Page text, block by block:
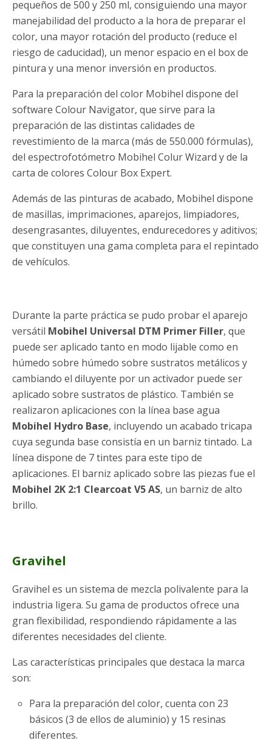
pequeños de 500 y 250 ml, consiguiendo una mayor
manejabilidad del producto a la hora de preparar el
color, una mayor rotación del producto (reduce el
riesgo de caducidad), un menor espacio en el box de
pintura y una menor inversión en productos.
Para la preparación del color Mobihel dispone del
software Colour Navigator, que sirve para la
preparación de las distintas calidades de
revestimiento de la marca (más de 550.000 fórmulas),
del espectrofotómetro Mobihel Colur Wizard y de la
carta de colores Colour Box Expert.
Además de las pinturas de acabado, Mobihel dispone
de masillas, imprimaciones, aparejos, limpiadores,
desengrasantes, diluyentes, endurecedores y aditivos;
que constituyen una gama completa para el repintado
de vehículos.
Durante la parte práctica se pudo probar el aparejo
versátil Mobihel Universal DTM Primer Filler, que
puede ser aplicado tanto en modo lijable como en
húmedo sobre húmedo sobre sustratos metálicos y
cambiando el diluyente por un activador puede ser
aplicado sobre sustratos de plástico. También se
realizaron aplicaciones con la línea base agua
Mobihel Hydro Base, incluyendo un acabado tricapa
cuya segunda base consistía en un barniz tintado. La
línea dispone de 7 tintes para este tipo de
aplicaciones. El barniz aplicado sobre las piezas fue el
Mobihel 2K 2:1 Clearcoat V5 AS, un barniz de alto
brillo.
Gravihel
Gravihel es un sistema de mezcla polivalente para la
industria ligera. Su gama de productos ofrece una
gran flexibilidad, respondiendo rápidamente a las
diferentes necesidades del cliente.
Las características principales que destaca la marca
son:
Para la preparación del color, cuenta con 23
básicos (3 de ellos de aluminio) y 15 resinas
diferentes.